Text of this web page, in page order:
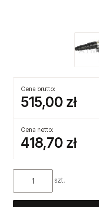
Cena brutto:
515,00 zł
Cena netto:
418,70 zł
szt.